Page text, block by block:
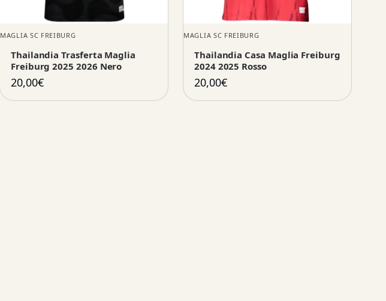
MAGLIA SC FREIBURG
Thailandia Trasferta Maglia
Freiburg 2025 2026 Nero
20,00€
MAGLIA SC FREIBURG
Thailandia Casa Maglia Freiburg
2024 2025 Rosso
20,00€